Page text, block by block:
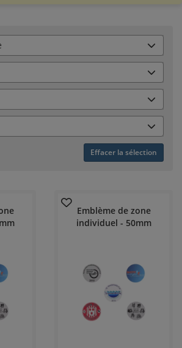
Effacer la sélection
Emblème de zone
individuel - 50mm